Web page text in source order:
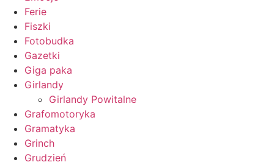
Ferie
Fiszki
Fotobudka
Gazetki
Giga paka
Girlandy
Girlandy Powitalne
Grafomotoryka
Gramatyka
Grinch
Grudzień